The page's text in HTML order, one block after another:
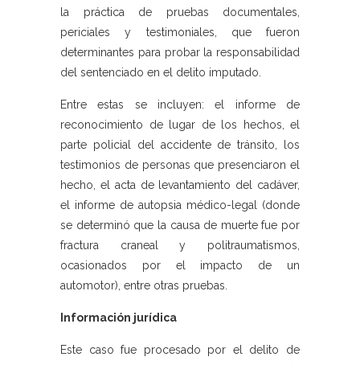
la práctica de pruebas documentales,
periciales y testimoniales, que fueron
determinantes para probar la responsabilidad
del sentenciado en el delito imputado.
Entre estas se incluyen: el informe de
reconocimiento de lugar de los hechos, el
parte policial del accidente de tránsito, los
testimonios de personas que presenciaron el
hecho, el acta de levantamiento del cadáver,
el informe de autopsia médico-legal (donde
se determinó que la causa de muerte fue por
fractura craneal y politraumatismos,
ocasionados por el impacto de un
automotor), entre otras pruebas.
Información jurídica
Este caso fue procesado por el delito de